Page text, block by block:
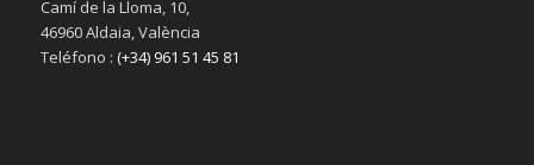
Camí de la Lloma, 10,
46960 Aldaia, València
Teléfono : (+34) 961 51 45 81